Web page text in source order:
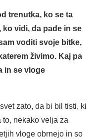
trenutka, ko se ta
ko vidi, da pade in se
voditi svoje bitke,
živimo. Kaj pa
in se vloge
zato, da bi bil tisti, ki
to, nekako velja za
vloge obrnejo in so